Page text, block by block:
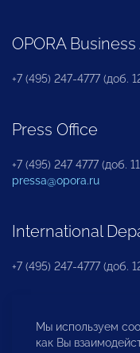
OPORA
+7 (495) 247-4777 (доб.
Press Office
+7 (495) 247 4777 (доб.
pressa@opora.ru
International
+7 (495) 247-4777 (доб.
Business and
Department
Мы используем
как Вы